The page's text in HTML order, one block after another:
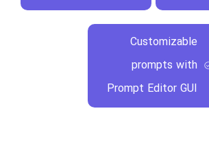
Customizable
prompts with
Prompt Editor GUI